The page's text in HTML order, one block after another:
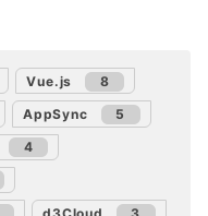
Vue.js 8
AppSync 5
4